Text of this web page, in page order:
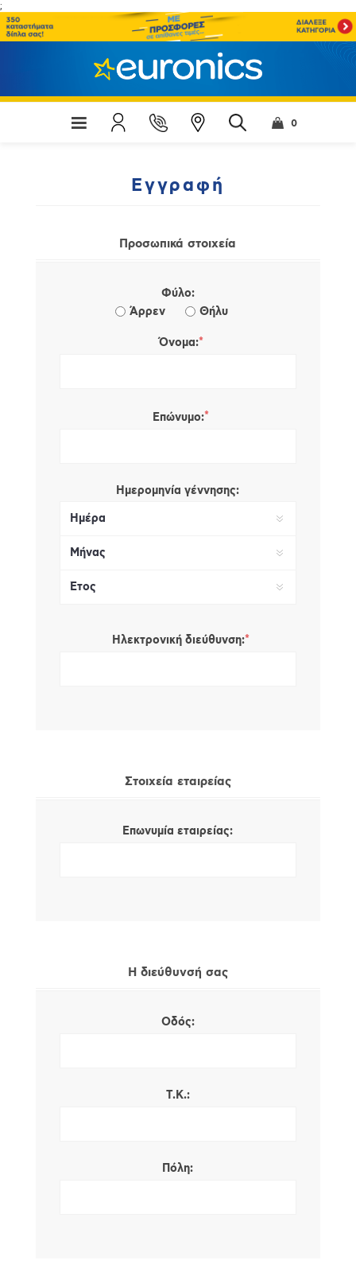
;
0
Εγγραφή
Προσωπικά στοιχεία
Φύλο:
Άρρεν
Θήλυ
Όνομα:*
Επώνυμο:*
Ημερομηνία γέννησης:
Ηλεκτρονική διεύθυνση:*
Στοιχεία εταιρείας
Επωνυμία εταιρείας:
Η διεύθυνσή σας
Οδός:
Τ.Κ.:
Πόλη: